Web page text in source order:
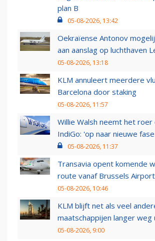
plan B
05-08-2026, 13:42
Oekraïense Antonov
aan aanslag op luchthaven
05-08-2026, 13:18
KLM annuleert meerdere
Barcelona door staking
05-08-2026, 11:57
Willie Walsh neemt het roer
IndiGo: 'op naar nieuwe
05-08-2026, 11:37
Transavia opent komende
route vanaf Brussels Airport
05-08-2026, 10:46
KLM blijft net als veel
maatschappijen langer weg
05-08-2026, 9:00